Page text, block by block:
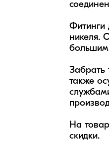
Фитинги
никеля.
большим
Забрать
также
На
скидки.